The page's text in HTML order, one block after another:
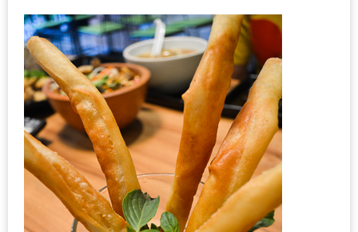
GIFT
VOUCHER
รับ
ประทาน
อาหาร
มูลค่า
1,000
บาท
ฟรี
3